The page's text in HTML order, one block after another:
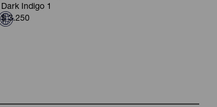
Dark Indigo 1
$ 3.250